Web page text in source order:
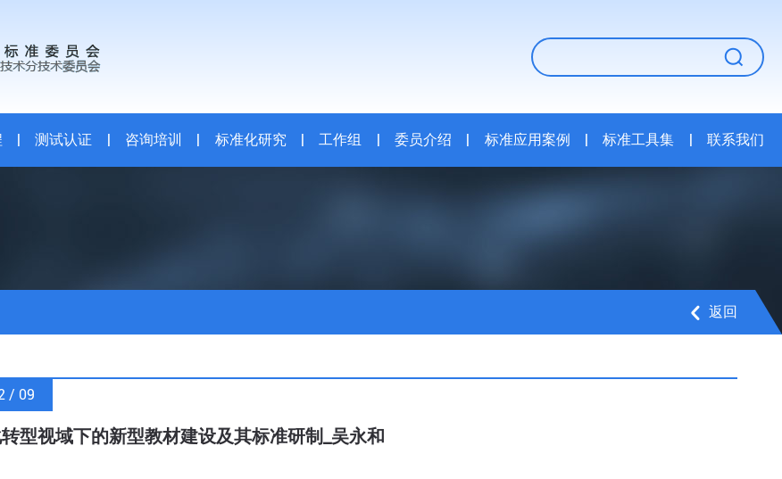
| 测试认证 | 咨询培训 | 标准化研究 | 工作组 | 委员介绍 | 标准应用案例 | 标准工具集 | 联系我们
返回
/ 09
型视域下的新型教材建设及其标准研制_吴永和